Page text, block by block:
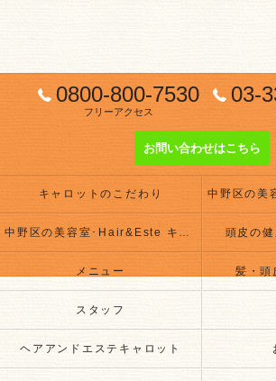
0800-800-7530
フリーアクセス
03-
お問い合わせはこちら
キャロットのこだわり
中野区の美容室･Hair&Este キャロットのお客様の声 頭皮の
メニュー 髪・頭
スタッフ
ヘアアンドエステキャロット